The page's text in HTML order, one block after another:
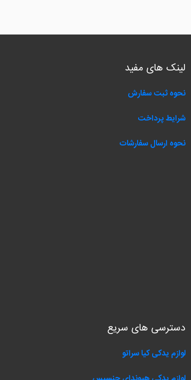
لینک های مفید
نحوه ثبت سفارش
شرایط پرداخت
نحوه ارسال سفارشات
دسترسی های سریع
لوازم یدکی کیا سراتو